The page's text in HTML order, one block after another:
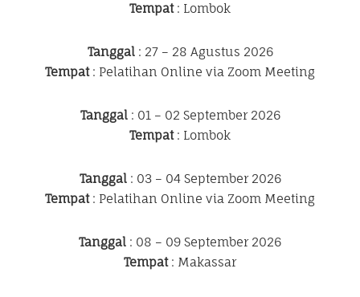
Tempat: Lombok
Tanggal: 27 – 28 Agustus 2026
Tempat: Pelatihan Online via Zoom Meeting
Tanggal: 01 – 02 September 2026
Tempat: Lombok
Tanggal: 03 – 04 September 2026
Tempat: Pelatihan Online via Zoom Meeting
Tanggal : 08 – 09 September 2026
Tempat: Makassar